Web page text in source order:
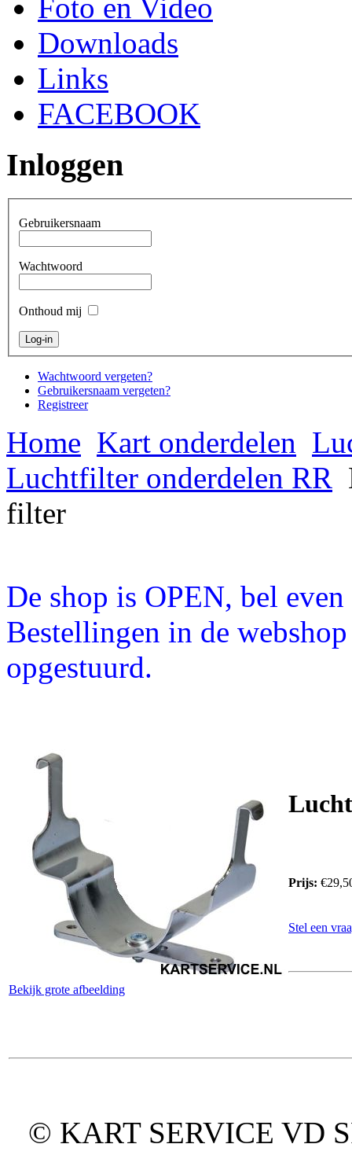
Foto en Video
Downloads
Links
FACEBOOK
Inloggen
Gebruikersnaam
Wachtwoord
Onthoud mij
Wachtwoord vergeten?
Gebruikersnaam vergeten?
Registreer
Home Kart onderdelen
Luchtfilter onderdelen RR
filter
De shop is OPEN, bel
Bestellingen in de
opgestuurd.
Bekijk grote afbeelding
Prijs:
Stel een
© KART SERVICE VD